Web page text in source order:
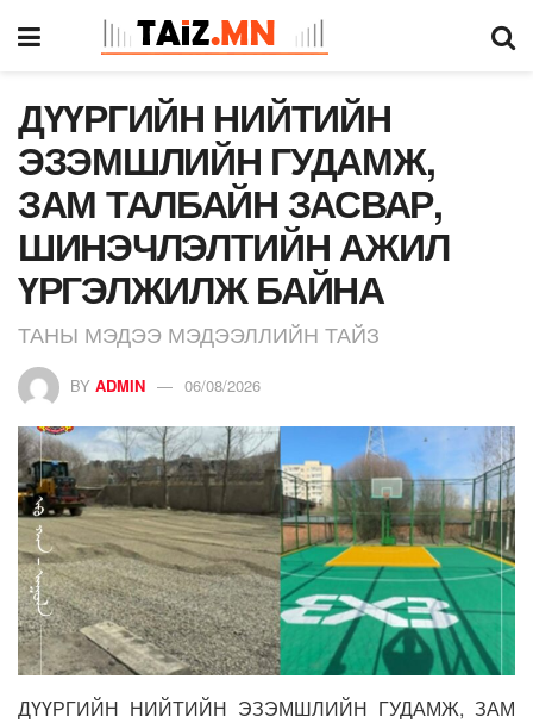
ДҮҮРГИЙН НИЙТИЙН
ЭЗЭМШЛИЙН ГУДАМЖ,
ЗАМ ТАЛБАЙН ЗАСВАР,
ШИНЭЧЛЭЛТИЙН АЖИЛ
ҮРГЭЛЖИЛЖ БАЙНА
ТАНЫ МЭДЭЭ МЭДЭЭЛЛИЙН ТАЙЗ
BY ADMIN 06/08/2026
ДҮҮРГИЙН НИЙТИЙН ЭЗЭМШЛИЙН ГУДАМЖ, ЗАМ